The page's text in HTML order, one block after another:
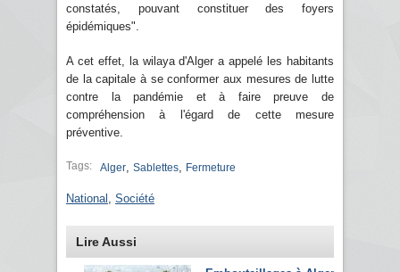
constatés, pouvant constituer des foyers
épidémiques".
A cet effet, la wilaya d'Alger a appelé les habitants
de la capitale à se conformer aux mesures de lutte
contre la pandémie et à faire preuve de
compréhension à l'égard de cette mesure
préventive.
Tags: Alger Sablettes Fermeture
National Société
Lire Aussi